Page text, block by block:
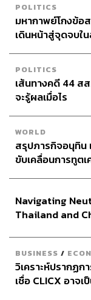
POLITICS
มหากาพย์โกงข้อ
เดินหน้าสู่จุดจบใ
POLITICS
เส้นทางคดี 44 ส
จะรู้ผลเมื่อไร
WORLD
สรุปภารกิจอนุทิน
ขับเคลื่อนการทูต
Navigating
Thailand and
BUSINESS /
วิเคราะห์ปรากฏ
เชื่อ CLICX อาจ